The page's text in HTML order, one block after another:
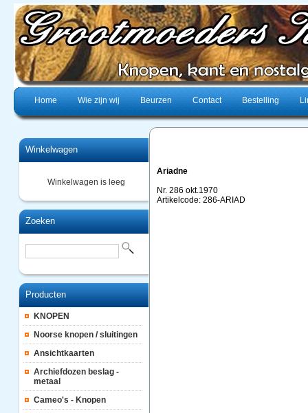
Home Wie zijn wij Beurzen Contact Bestelling
Winkelwagen
Winkelwagen is leeg
Zoeken
Producten
KNOPEN
Noorse knopen / sluitingen
Ansichtkaarten
Archiefdozen beslag -
metaal
Cameo's - Knopen
Ariadne
Nr. 286 okt.1970
Artikelcode: 286-ARIAD